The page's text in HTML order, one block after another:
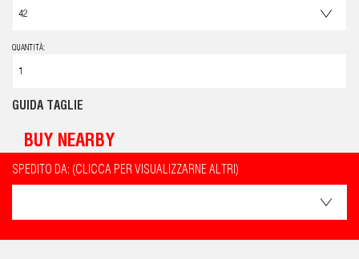
QUANTITÀ:
GUIDA TAGLIE
BUY NEARBY
SPEDITO DA: (CLICCA PER VISUALIZZARNE ALTRI)